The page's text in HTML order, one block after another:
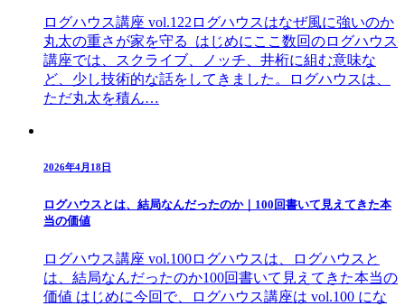
ログハウス講座 vol.122ログハウスはなぜ風に強いのか
丸太の重さが家を守る はじめにここ数回のログハウス
講座では、スクライブ、ノッチ、井桁に組む意味な
ど、少し技術的な話をしてきました。ログハウスは、
ただ丸太を積ん…
2026年4月18日
ログハウスとは、結局なんだったのか｜100回書いて見えてきた本
当の価値
ログハウス講座 vol.100ログハウスは、ログハウスと
は、結局なんだったのか100回書いて見えてきた本当の
価値 はじめに今回で、ログハウス講座は vol.100 にな